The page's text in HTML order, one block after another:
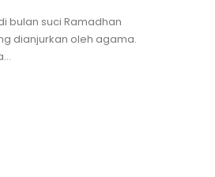
bulan suci Ramadhan
dianjurkan oleh agama.